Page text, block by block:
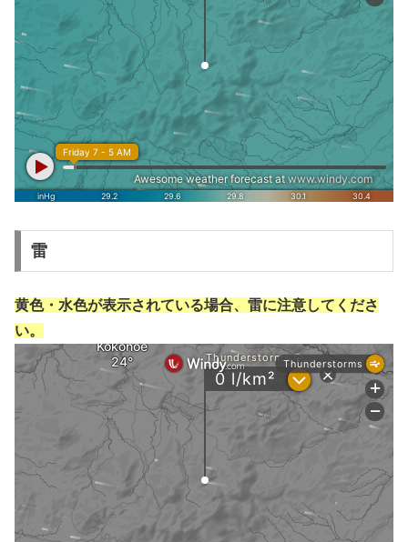
雷
黄色・水色が表示されている場合、雷に注意してくださ
い。